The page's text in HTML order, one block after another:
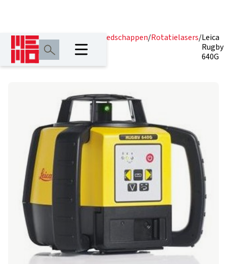
Home/Producten Lasergereedschappen/Rotatielasers/Leica
Rugby
640G